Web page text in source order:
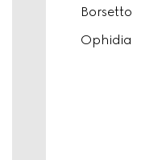
Borsetto
Ophidia